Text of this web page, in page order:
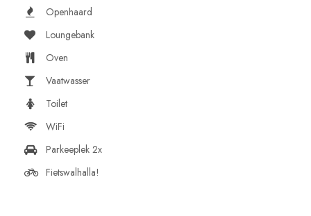
Openhaard
Loungebank
Oven
Vaatwasser
Toilet
WiFi
Parkeeplek 2x
Fietswalhalla!